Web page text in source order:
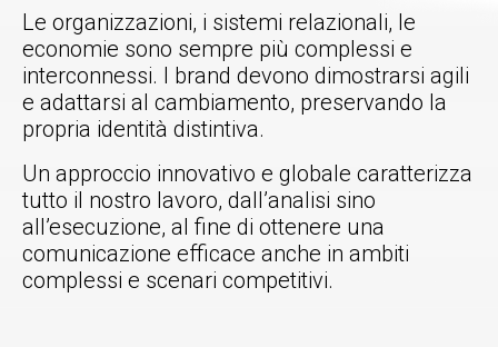
Le organizzazioni, i sistemi relazionali, le
economie sono sempre più complessi e
interconnessi. I brand devono dimostrarsi agili
e adattarsi al cambiamento, preservando la
propria identità distintiva.
Un approccio innovativo e globale caratterizza
tutto il nostro lavoro, dall’analisi sino
all’esecuzione, al fine di ottenere una
comunicazione efficace anche in ambiti
complessi e scenari competitivi.